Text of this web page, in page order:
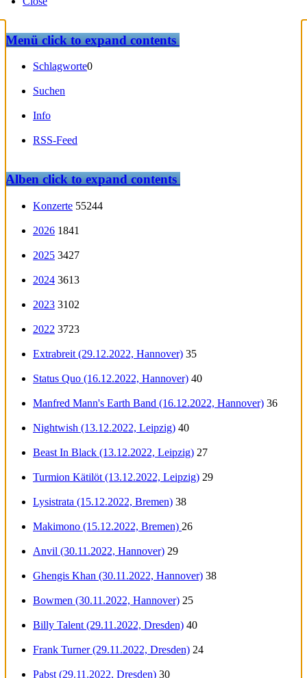
Menüclick to expand contents
Schlagworte0
Suchen
Info
RSS-Feed
Albenclick to expand contents
Konzerte 55244
2026 1841
2025 3427
2024 3613
2023 3102
2022 3723
Extrabreit (29.12.2022, Hannover) 35
Status Quo (16.12.2022, Hannover) 40
Manfred Mann's Earth Band (16.12.2022, Hannover) 36
Nightwish (13.12.2022, Leipzig) 40
Beast In Black (13.12.2022, Leipzig) 27
Turmion Kätilöt (13.12.2022, Leipzig) 29
Lysistrata (15.12.2022, Bremen) 38
Makimono (15.12.2022, Bremen) 26
Anvil (30.11.2022, Hannover) 29
Ghengis Khan (30.11.2022, Hannover) 38
Bowmen (30.11.2022, Hannover) 25
Billy Talent (29.11.2022, Dresden) 40
Frank Turner (29.11.2022, Dresden) 24
Pabst (29.11.2022, Dresden) 30